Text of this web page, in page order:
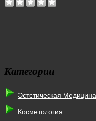
Категории
Эстетическая Медицина
Косметология